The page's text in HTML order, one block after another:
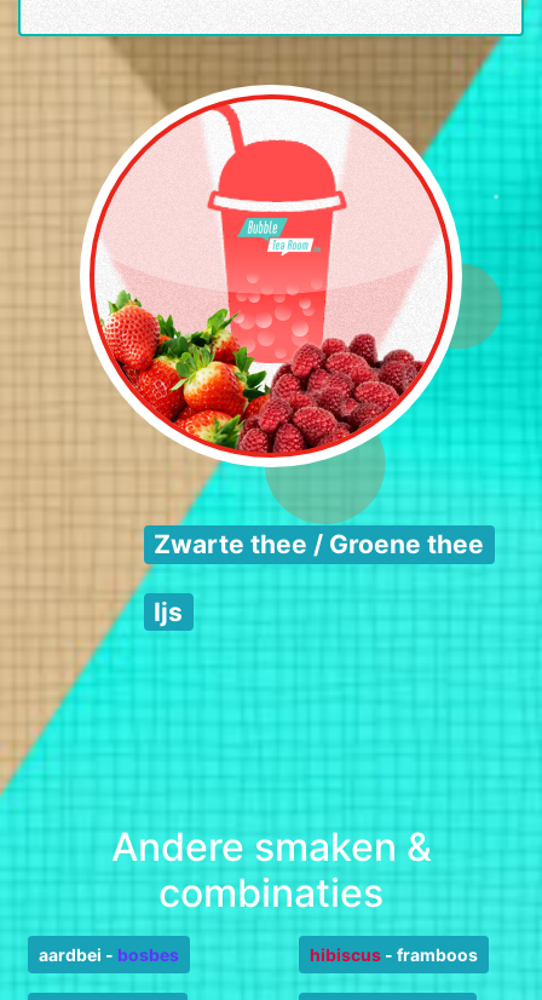
Zwarte thee / Groene thee
Ijs
Andere smaken &
combinaties
aardbei - bosbes hibiscus - framboos